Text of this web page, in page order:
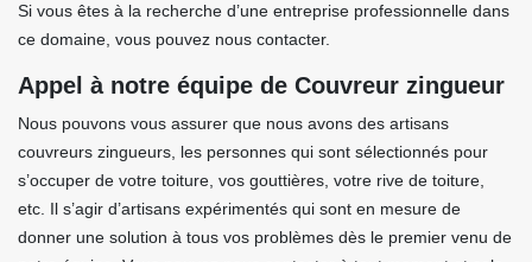
Si vous êtes à la recherche d’une entreprise professionnelle dans
ce domaine, vous pouvez nous contacter.
Appel à notre équipe de Couvreur zingueur
Nous pouvons vous assurer que nous avons des artisans
couvreurs zingueurs, les personnes qui sont sélectionnés pour
s’occuper de votre toiture, vos gouttières, votre rive de toiture,
etc. Il s’agir d’artisans expérimentés qui sont en mesure de
donner une solution à tous vos problèmes dès le premier venu de